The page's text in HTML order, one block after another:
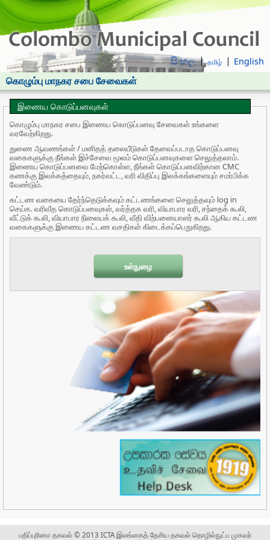
සිංහල தமிழ் English
கொழும்பு மாநகர சபை சேவைகள்
இணைய கொடுப்பனவுகள்
கொழும்பு மாநகர சபை இணைய கொடுப்பனவு சேவைகள் உங்களை
வரவேற்கிறது.
துணை ஆவணங்கள் / மனிதத் தலையீடுகள் தேவைப்படாத கொடுப்பனவு
வகைகளுக்கு நீங்கள் இச்சேவை மூலம் கொடுப்பனவுகளை செலுத்தலாம்.
இணைய கொடுப்பனவை மேற்கொள்ள, நீங்கள் கொடுப்பனவிற்கான CMC
கணக்கு இலக்கத்தையும், நகர்வட்ட, வரி விதிப்பு இலக்கங்களையும் சமர்பிக்க
வேண்டும்.
கட்டண வகையை தேர்ந்தெடுக்கவும் கட்டணங்களை செலுத்தவும் log in
செய்க. வரிவீத கொடுப்பனவுகள், வர்த்தக வரி, வியாபார வரி, சந்தைக் கூலி,
வீட்டுக் கூலி, வியாபார நிலையக் கூலி, வீதி விற்பனையாளர் கூலி ஆகிய கட்டண
வகைகளுக்கு இணைய கட்டண வசதிகள் கிடைக்கப்பெறுகிறது.
பதிப்புரிமை தகவல் © 2013 ICTA இலங்கைத் தேசிய தகவல் தொழில்நுட்ப முகவர்